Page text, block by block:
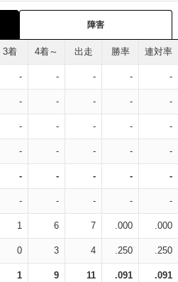
障害
3着 4着～ 出走 勝率 連対率
- - - - -
- - - - -
- - - - -
- - - - -
- - - - -
- - - - -
1 6 7 .000 .000
0 3 4 .250 .250
1 9 11 .091 .091